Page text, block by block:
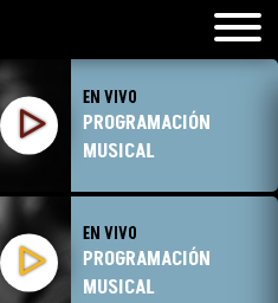
EN VIVO
PROGRAMACIÓN
MUSICAL
EN VIVO
PROGRAMACIÓN
MUSICAL